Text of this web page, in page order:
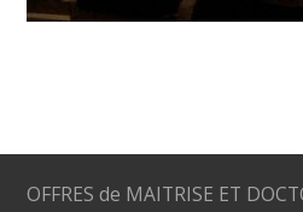
OFFRES de MAITRISE ET